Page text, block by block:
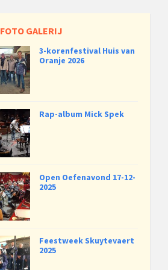
FOTO GALERIJ
3-korenfestival Huis van
Oranje 2026
Rap-album Mick Spek
Open Oefenavond 17-12-
2025
Feestweek Skuytevaert
2025